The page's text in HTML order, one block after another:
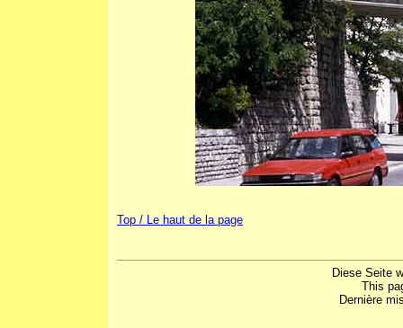
Top / Le haut de la page
Diese Seite
This
Dernière